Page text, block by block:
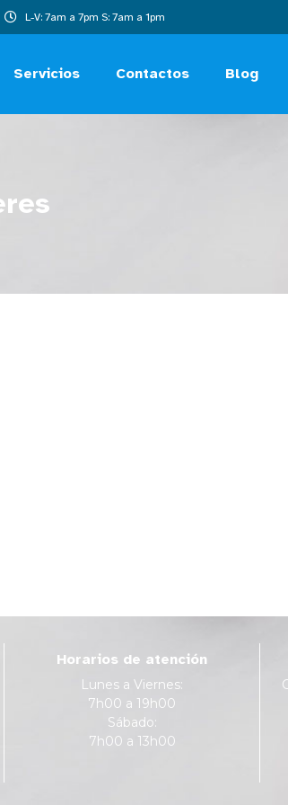
L-V: 7am a 7pm S: 7am a 1pm
Servicios Contactos Blog
Horarios de atención
Lunes a Viernes:
7h00 a 19h00
Sábado:
7h00 a 13h00